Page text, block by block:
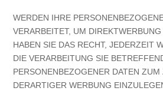
WERDEN IHRE
VERARBEITET, UM
HABEN SIE DAS RECHT, JEDERZEIT
DIE VERARBEITUNG SIE
PERSONENBEZOGENER DATEN ZUM
DERARTIGER WERBUNG